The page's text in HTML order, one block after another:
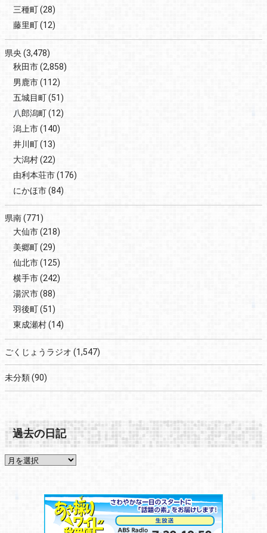
三種町(28)
藤里町(12)
県央 (3,478)
秋田市(2,858)
男鹿市(112)
五城目町(51)
八郎潟町(12)
潟上市(140)
井川町(13)
大潟村(22)
由利本荘市(176)
にかほ市(84)
県南(771)
大仙市(218)
美郷町(29)
仙北市(125)
横手市(242)
湯沢市(88)
羽後町(51)
東成瀬村(14)
ごくじょうラジオ (1,547)
未分類(90)
過去の日記